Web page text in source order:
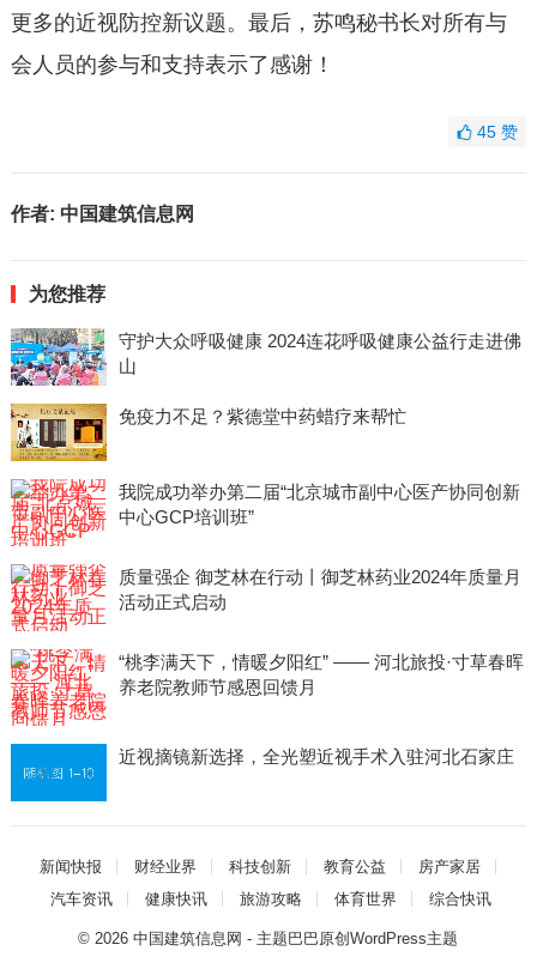
更多的近视防控新议题。最后，苏鸣秘书长对所有与
会人员的参与和支持表示了感谢！
45赞
作者: 中国建筑信息网
为您推荐
守护大众呼吸健康 2024连花呼吸健康公益行走进佛
山
免疫力不足？紫德堂中药蜡疗来帮忙
我院成功举办第二届“北京城市副中心医产协同创新
中心GCP培训班”
质量强企 御芝林在行动丨御芝林药业2024年质量月
活动正式启动
“桃李满天下，情暖夕阳红” —— 河北旅投·寸草春晖
养老院教师节感恩回馈月
近视摘镜新选择，全光塑近视手术入驻河北石家庄
新闻快报 财经业界 科技创新 教育公益
房产家居
汽车资讯
健康快讯 旅游攻略 体育世界 综合快讯
© 2026中国建筑信息网 - 主题巴巴原创WordPress主题